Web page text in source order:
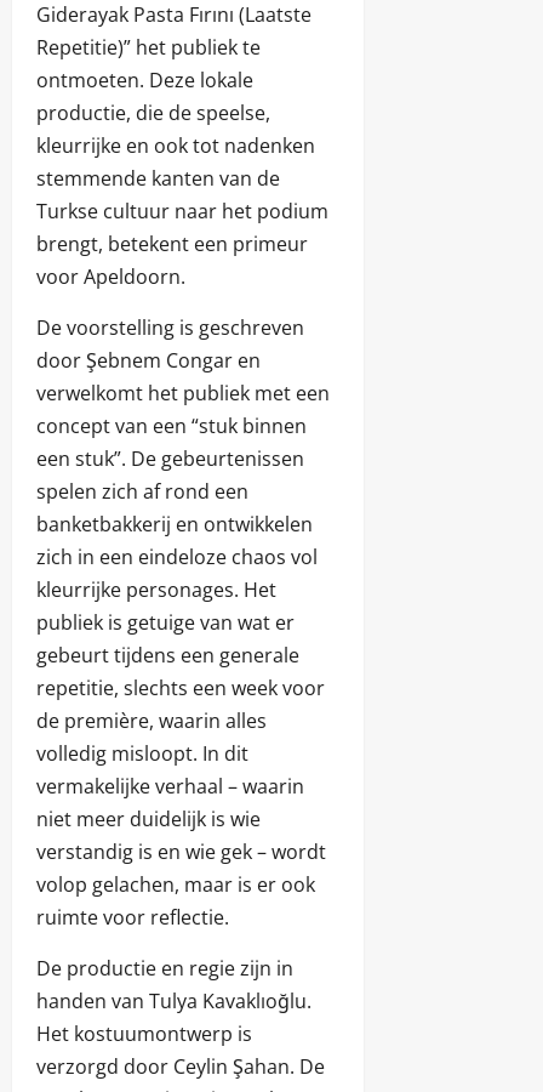
Giderayak Pasta Fırını (Laatste
Repetitie)” het publiek te
ontmoeten. Deze lokale
productie, die de speelse,
kleurrijke en ook tot nadenken
stemmende kanten van de
Turkse cultuur naar het podium
brengt, betekent een primeur
voor Apeldoorn.
De voorstelling is geschreven
door Şebnem Congar en
verwelkomt het publiek met een
concept van een “stuk binnen
een stuk”. De gebeurtenissen
spelen zich af rond een
banketbakkerij en ontwikkelen
zich in een eindeloze chaos vol
kleurrijke personages. Het
publiek is getuige van wat er
gebeurt tijdens een generale
repetitie, slechts een week voor
de première, waarin alles
volledig misloopt. In dit
vermakelijke verhaal – waarin
niet meer duidelijk is wie
verstandig is en wie gek – wordt
volop gelachen, maar is er ook
ruimte voor reflectie.
De productie en regie zijn in
handen van Tulya Kavaklıoğlu.
Het kostuumontwerp is
verzorgd door Ceylin Şahan. De